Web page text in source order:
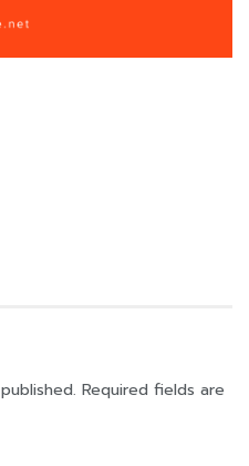
Required fields are